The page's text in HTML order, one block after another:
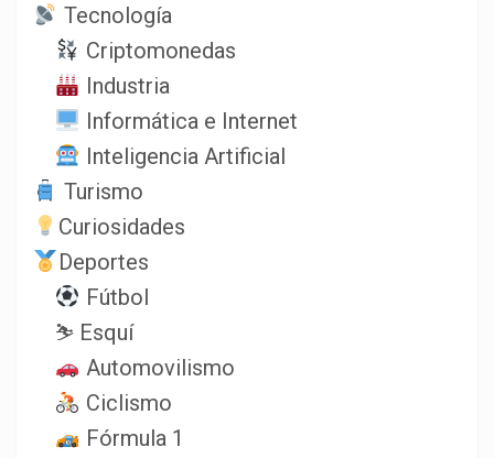
Tecnología
Criptomonedas
Industria
Informática e Internet
Inteligencia Artificial
Turismo
Curiosidades
Deportes
Fútbol
⛷️ Esquí
Automovilismo
Ciclismo
Fórmula 1